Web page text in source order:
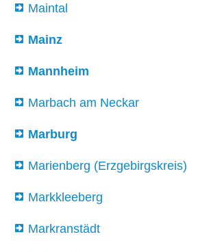
Maintal
Mainz
Mannheim
Marbach am Neckar
Marburg
Marienberg (Erzgebirgskreis)
Markkleeberg
Markranstädt